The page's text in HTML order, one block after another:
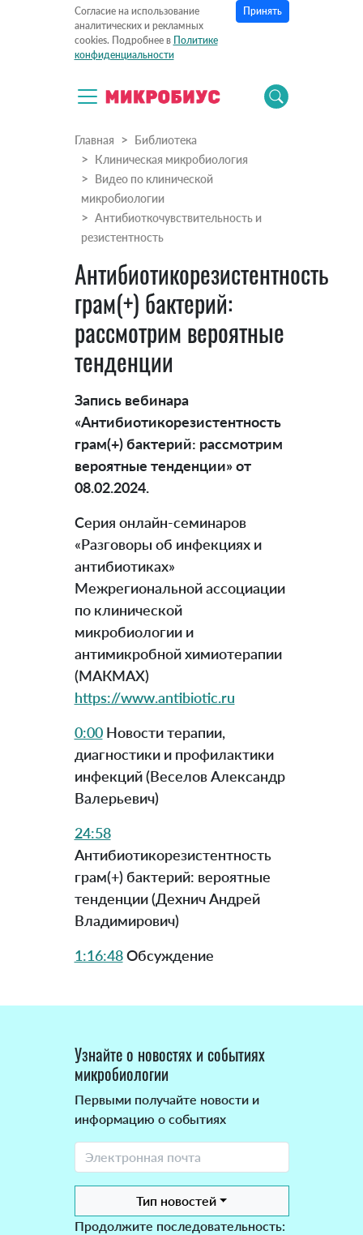
Согласие на использование
аналитических и рекламных
cookies. Подробнее в Политике
конфиденциальности
Принять
Главная
Библиотека
Клиническая микробиология
Видео по клинической
микробиологии
Антибиоткочувствительность и
резистентность
Антибиотикорезистентность
грам(+) бактерий:
рассмотрим вероятные
тенденции
Запись вебинара
«Антибиотикорезистентность
грам(+) бактерий: рассмотрим
вероятные тенденции» от
08.02.2024.
Серия онлайн-семинаров
«Разговоры об инфекциях и
антибиотиках»
Межрегиональной ассоциации
по клинической
микробиологии и
антимикробной химиотерапии
(МАКМАХ)
https://www.antibiotic.ru
0:00Новости терапии,
диагностики и профилактики
инфекций (Веселов Александр
Валерьевич)
24:58
Антибиотикорезистентность
грам(+) бактерий: вероятные
тенденции (Дехнич Андрей
Владимирович)
1:16:48Обсуждение
Узнайте о новостях и событиях
микробиологии
Первыми получайте новости и
информацию о событиях
Тип новостей
Продолжите последовательность: